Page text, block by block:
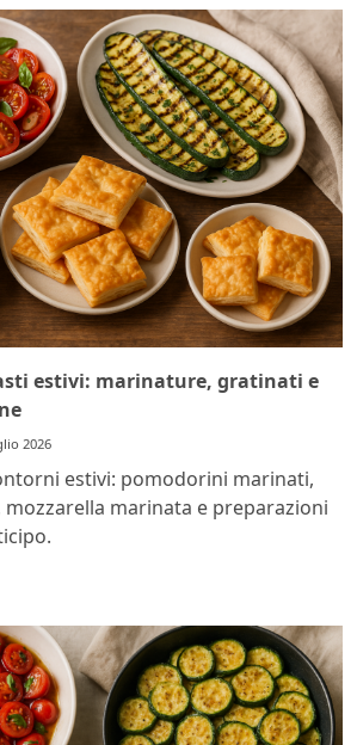
estivi: marinature, gratinati e
2026
estivi: pomodorini marinati,
marinata e preparazioni